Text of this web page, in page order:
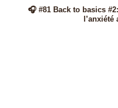
🎧 #81 Back to basics